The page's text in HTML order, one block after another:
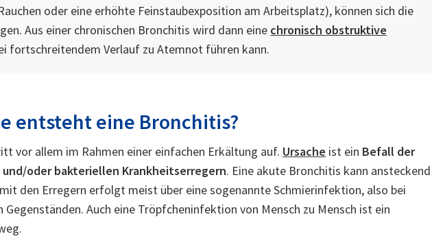
oder eine erhöhte Feinstaubexposition am Arbeitsplatz), können sich die
Aus einer chronischen Bronchitis wird dann eine chronisch obstruktive
fortschreitendem Verlauf zu Atemnot führen kann.
entsteht eine Bronchitis?
vor allem im Rahmen einer einfachen Erkältung auf. Ursache ist ein Befall der
oder bakteriellen Krankheitserregern. Eine akute Bronchitis kann ansteckend
den Erregern erfolgt meist über eine sogenannte Schmierinfektion, also bei
Auch eine Tröpfcheninfektion von Mensch zu Mensch ist ein